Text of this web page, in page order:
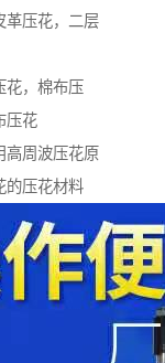
革压花，二层
花，棉布压
压花
高周波压花原
的压花材料